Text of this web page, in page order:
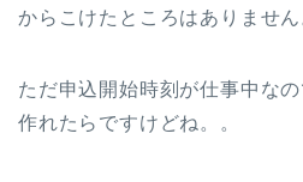
からこけたところはありません
ただ申込開始時刻が仕事中な
作れたらですけどね。。